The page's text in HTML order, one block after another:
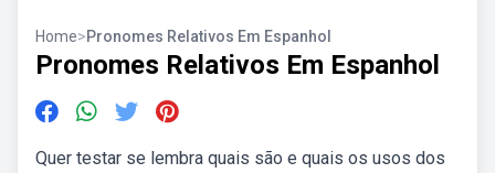
Home>Pronomes Relativos Em Espanhol
Pronomes Relativos Em Espanhol
Quer testar se lembra quais são e quais os usos dos